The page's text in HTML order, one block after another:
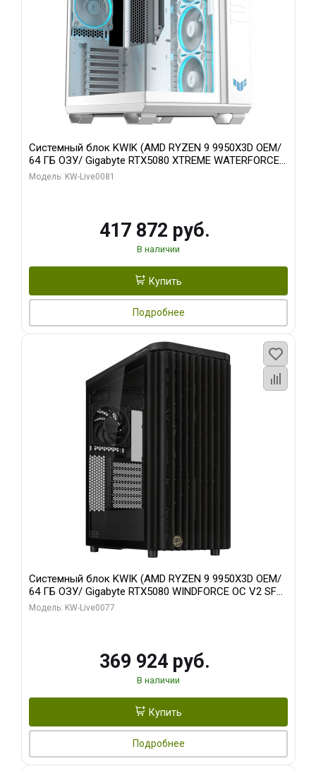
Системный блок KWIK (AMD RYZEN 9 9950X3D OEM/
64 ГБ ОЗУ/ Gigabyte RTX5080 XTREME WATERFORCE
16GB GDDR7 256bit/ 1 ТБ SSD)
Модель: KW-Live0081
417 872 руб.
В наличии
Купить
Подробнее
Системный блок KWIK (AMD RYZEN 9 9950X3D OEM/
64 ГБ ОЗУ/ Gigabyte RTX5080 WINDFORCE OC V2 SFF
16GB GDDR7 256b/ 960 ГБ SSD)
Модель: KW-Live0077
369 924 руб.
В наличии
Купить
Подробнее